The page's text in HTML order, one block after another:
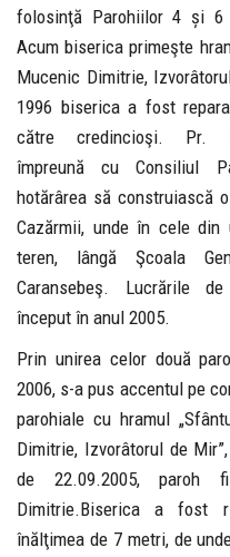
folosinţă Parohiilor 4 și 6
Acum biserica primeşte
Mucenic Dimitrie,
1996 biserica a fost
către credincioşi. Pr.
împreună cu Consiliul
hotărârea să construiască
Cazărmii, unde în cele din
teren, lângă Şcoala
Caransebeş. Lucrările
început în anul 2005.
Prin unirea celor două
2006, s-a pus accentul pe
parohiale cu hramul
Dimitrie, Izvorâtorul de
de 22.09.2005, paroh
Dimitrie.Biserica a fost
înălţimea de 7 metri, de